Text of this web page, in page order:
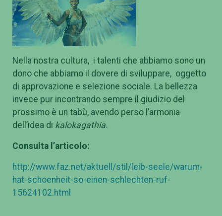
Nella nostra cultura, i talenti che abbiamo sono un
dono che abbiamo il dovere di sviluppare, oggetto
di approvazione e selezione sociale. La bellezza
invece pur incontrando sempre il giudizio del
prossimo è un tabù, avendo perso l’armonia
dell’idea di kalokagathia.
Consulta l’articolo:
http://www.faz.net/aktuell/stil/leib-seele/warum-
hat-schoenheit-so-einen-schlechten-ruf-
15624102.html